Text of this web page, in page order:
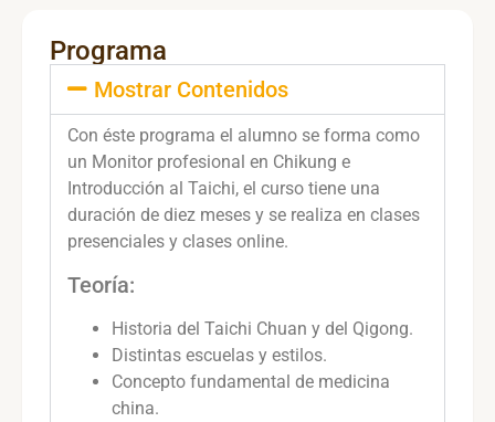
Programa
Mostrar Contenidos
Con éste programa el alumno se forma como
un Monitor profesional en Chikung e
Introducción al Taichi, el curso tiene una
duración de diez meses y se realiza en clases
presenciales y clases online.
Teoría:
Historia del Taichi Chuan y del Qigong.
Distintas escuelas y estilos.
Concepto fundamental de medicina
china.